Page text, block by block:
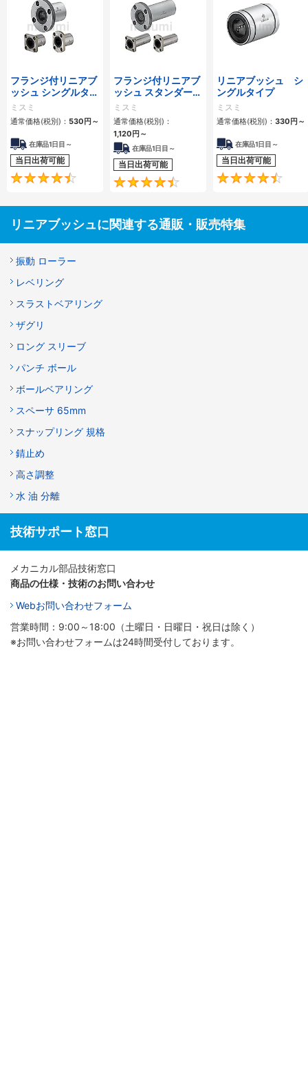
フランジ付リニアブ
ッシュ シングルタイ
プ/逆ザグリ穴タイ
プ
ミスミ
通常価格(税別)： 530円～
在庫品1日目～
当日出荷可能
4.7
フランジ付リニアブ
ッシュ スタンダード
タイプ ダブル
ミスミ
通常価格(税別)：
1,120円～
在庫品1日目～
当日出荷可能
4.5
リニアブッシュ シ
ングルタイプ
ミスミ
通常価格(税別)： 330円～
在庫品1日目～
当日出荷可能
リニアブッシュに関連する通販・販売特集
振動 ローラー
レベリング
スラストベアリング
ザグリ
ロング スリーブ
パンチ ボール
ボールベアリング
スペーサ 65mm
スナップリング 規格
錆止め
高さ調整
水 油 分離
技術サポート窓口
メカニカル部品技術窓口
商品の仕様・技術のお問い合わせ
Webお問い合わせフォーム
営業時間：9:00～18:00（土曜日・日曜日・祝日は除く）
※お問い合わせフォームは24時間受付しております。